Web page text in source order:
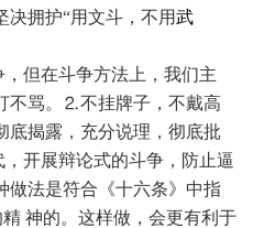
决拥护“用文斗，不用武
但在斗争方法上，我们主
不骂。⒉不挂牌子，不戴高
揭露，充分说理，彻底批
开展辩论式的斗争，防止逼
做法是符合《十六条》中指
精 神的。这样做，会更有利于